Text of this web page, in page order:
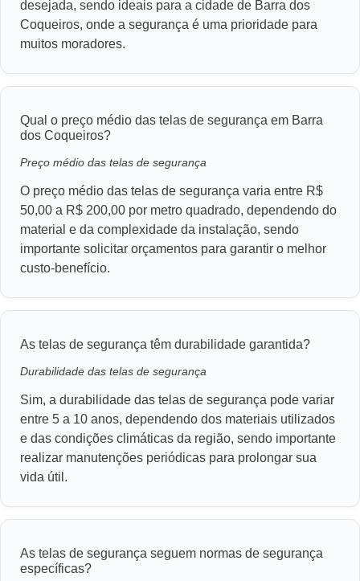
desejada, sendo ideais para a cidade de Barra dos
Coqueiros, onde a segurança é uma prioridade para
muitos moradores.
Qual o preço médio das telas de segurança em Barra
dos Coqueiros?
Preço médio das telas de segurança
O preço médio das telas de segurança varia entre R$
50,00 a R$ 200,00 por metro quadrado, dependendo do
material e da complexidade da instalação, sendo
importante solicitar orçamentos para garantir o melhor
custo-benefício.
As telas de segurança têm durabilidade garantida?
Durabilidade das telas de segurança
Sim, a durabilidade das telas de segurança pode variar
entre 5 a 10 anos, dependendo dos materiais utilizados
e das condições climáticas da região, sendo importante
realizar manutenções periódicas para prolongar sua
vida útil.
As telas de segurança seguem normas de segurança
específicas?